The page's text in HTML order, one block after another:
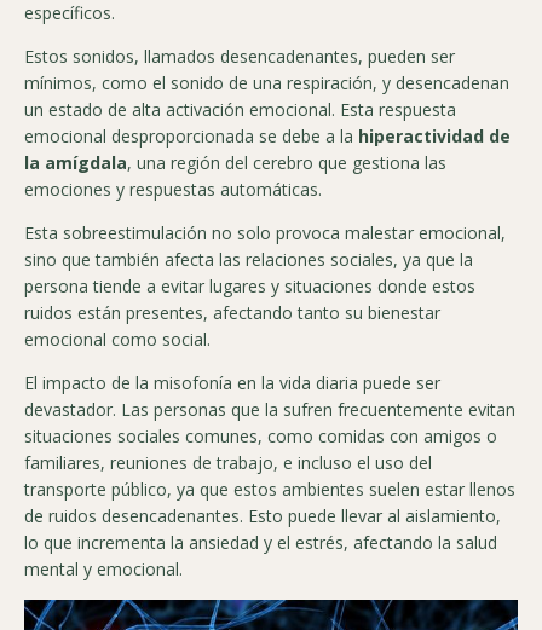
específicos.
Estos sonidos, llamados desencadenantes, pueden ser
mínimos, como el sonido de una respiración, y desencadenan
un estado de alta activación emocional. Esta respuesta
emocional desproporcionada se debe a la hiperactividad de
la amígdala, una región del cerebro que gestiona las
emociones y respuestas automáticas.
Esta sobreestimulación no solo provoca malestar emocional,
sino que también afecta las relaciones sociales, ya que la
persona tiende a evitar lugares y situaciones donde estos
ruidos están presentes, afectando tanto su bienestar
emocional como social.
El impacto de la misofonía en la vida diaria puede ser
devastador. Las personas que la sufren frecuentemente evitan
situaciones sociales comunes, como comidas con amigos o
familiares, reuniones de trabajo, e incluso el uso del
transporte público, ya que estos ambientes suelen estar llenos
de ruidos desencadenantes. Esto puede llevar al aislamiento,
lo que incrementa la ansiedad y el estrés, afectando la salud
mental y emocional.